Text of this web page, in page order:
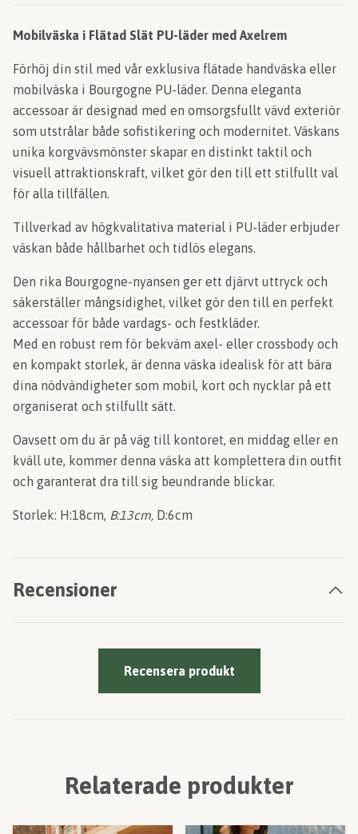
Mobilväska i Flätad Slät PU-läder med Axelrem
Förhöj din stil med vår exklusiva flätade handväska eller
mobilväska i Bourgogne PU-läder. Denna eleganta
accessoar är designad med en omsorgsfullt vävd exteriör
som utstrålar både sofistikering och modernitet. Väskans
unika korgvävsmönster skapar en distinkt taktil och
visuell attraktionskraft, vilket gör den till ett stilfullt val
för alla tillfällen.
Tillverkad av högkvalitativa material i PU-läder erbjuder
väskan både hållbarhet och tidlös elegans.
Den rika Bourgogne-nyansen ger ett djärvt uttryck och
säkerställer mångsidighet, vilket gör den till en perfekt
accessoar för både vardags- och festkläder.
Med en robust rem för bekväm axel- eller crossbody och
en kompakt storlek, är denna väska idealisk för att bära
dina nödvändigheter som mobil, kort och nycklar på ett
organiserat och stilfullt sätt.
Oavsett om du är på väg till kontoret, en middag eller en
kväll ute, kommer denna väska att komplettera din outfit
och garanterat dra till sig beundrande blickar.
Storlek: H:18cm, B:13cm, D:6cm
Recensioner
Recensera produkt
Relaterade produkter